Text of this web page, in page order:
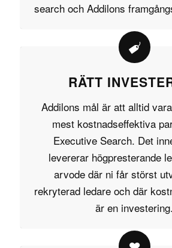
search och Addilons
RÄTT
Addilons mål är att alltid
mest kostnadseffektiva
Executive Search. Det
levererar högpresterande
arvode där ni får störst
rekryterad ledare och där
är en investering.